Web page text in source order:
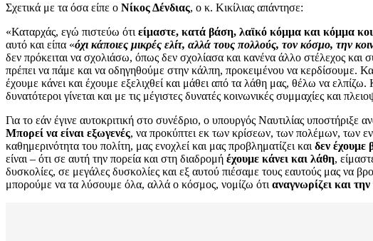
Σχετικά με τα όσα είπε ο Νίκος Δένδιας, ο κ. Κικίλιας απάντησε:
«Καταρχάς, εγώ πιστεύω ότι είμαστε, κατά βάση, λαϊκό κόμμα και κόμμα
αυτό και είπα «όχι κάποιες μικρές ελίτ, αλλά τους πολλούς, τον κόσμο, την
δεν πρόκειται να σχολιάσω, όπως δεν σχολίασα και κανένα άλλο στέλεχος και
πρέπει να πάμε και να οδηγηθούμε στην κάλπη, προκειμένου να κερδίσουμε.
έχουμε κάνει και έχουμε εξελιχθεί και μάθει από τα λάθη μας, θέλω να
δυνατότεροι γίνεται και με τις μέγιστες δυνατές κοινωνικές συμμαχίες και
Για το εάν έγινε αυτοκριτική στο συνέδριο, ο υπουργός Ναυτιλίας
Μπορεί να είναι εξωγενές, να προκύπτει εκ των κρίσεων, των πολέμων, των
καθημερινότητα του πολίτη, μας ενοχλεί και μας προβληματίζει και δεν έχουμε
είναι – ότι σε αυτή την πορεία και στη διαδρομή έχουμε κάνει και λάθη,
δυσκολίες, σε μεγάλες δυσκολίες και εξ αυτού πιέσαμε τους εαυτούς μας να
μπορούμε να τα λύσουμε όλα, αλλά ο κόσμος, νομίζω ότι αναγνωρίζει και